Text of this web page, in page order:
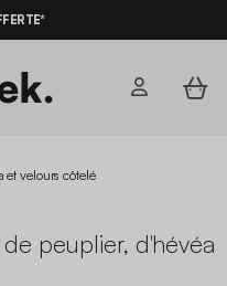
et velours côtelé
peuplier, d'hévéa